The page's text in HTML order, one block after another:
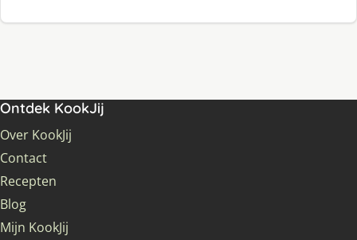
Ontdek KookJij
Over KookJij
Contact
Recepten
Blog
Mijn KookJij